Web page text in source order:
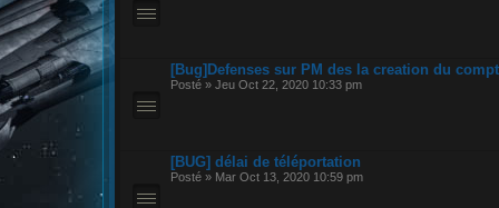
[Bug]Defenses sur PM des la creation du
Posté » Jeu Oct 22, 2020 10:33 pm
[BUG] délai de téléportation
Posté » Mar Oct 13, 2020 10:59 pm